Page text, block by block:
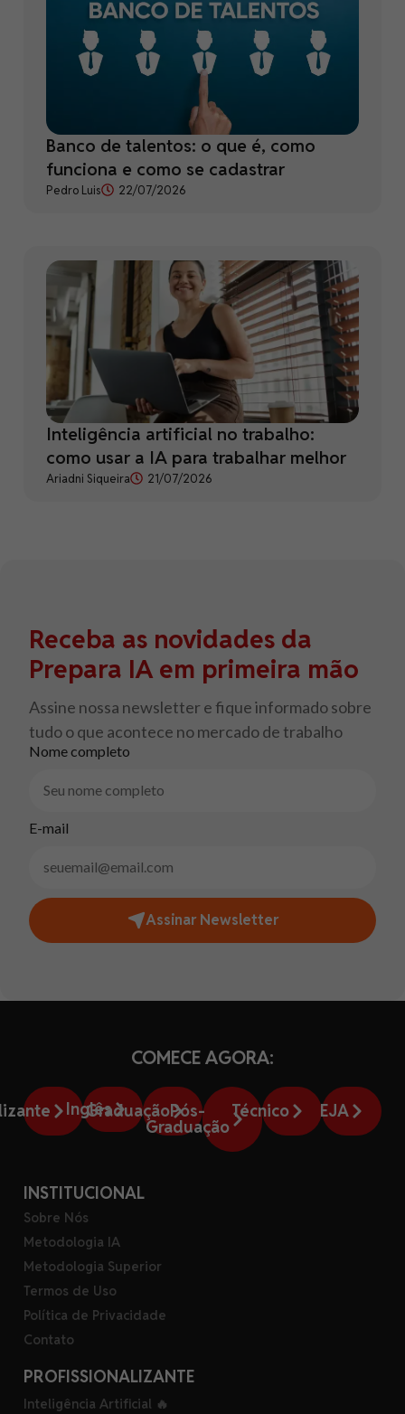
Banco de talentos: o que é, como
funciona e como se cadastrar
Pedro Luis 22/07/2026
Inteligência artificial no trabalho:
como usar a IA para trabalhar melhor
Ariadni Siqueira 21/07/2026
Receba as novidades da
Prepara IA em primeira mão
Assine nossa newsletter e fique informado sobre
tudo o que acontece no mercado de trabalho
Nome completo
E-mail
Assinar Newsletter
COMECE AGORA:
Inglês
GraduaçãoPós-
Graduação
Técnico EJA
INSTITUCIONAL
Sobre Nós
Metodologia IA
Metodologia Superior
Termos de Uso
Política de Privacidade
Contato
PROFISSIONALIZANTE
Inteligência Artificial 🔥